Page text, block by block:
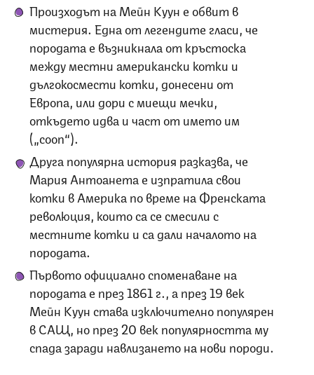
Произходът на Мейн Куун е обвит в
мистерия. Една от легендите гласи, че
породата е възникнала от кръстоска
между местни американски котки и
дългокосмести котки, донесени от
Европа, или дори с миещи мечки,
откъдето идва и част от името им
(„coon“).
Друга популярна история разказва, че
Мария Антоанета е изпратила свои
котки в Америка по време на Френската
революция, които са се смесили с
местните котки и са дали началото на
породата.
Първото официално споменаване на
породата е през 1861 г., а през 19 век
Мейн Куун става изключително популярен
в САЩ, но през 20 век популярността му
спада заради навлизането на нови породи.